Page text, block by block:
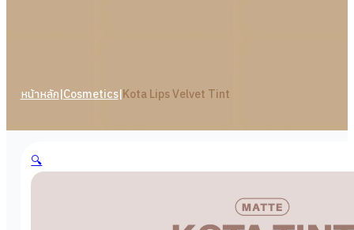
หน้าหลัก|Cosmetics|Kota Lips Velvet Tint
🔍